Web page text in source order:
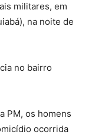
militares, em
na noite de
no bairro
PM, os homens
ocorrida